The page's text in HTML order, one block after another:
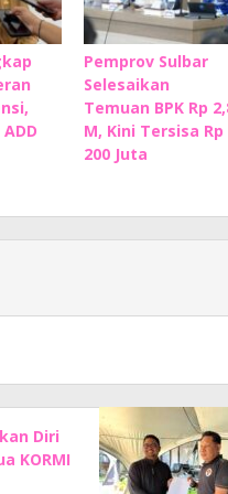
Pemprov Sulbar
Selesaikan
Temuan BPK Rp
M, Kini Tersisa Rp
200 Juta
Diri
KORMI